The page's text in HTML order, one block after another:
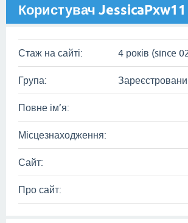
Користувач JessicaPxw11
Стаж на сайті: 4 років (since
Група:
Повне ім’я:
Місцезнаходження:
Сайт:
Про сайт: